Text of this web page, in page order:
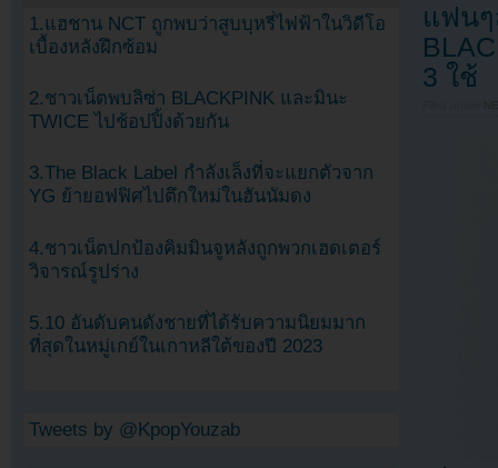
แฟนๆ
3 ใช้
1.แฮชาน NCT ถูกพบว่าสูบบุหรี่ไฟฟ้าในวิดีโอ
เบื้องหลังฝึกซ้อม
2.ชาวเน็ตพบลิซ่า BLACKPINK และมินะ
TWICE ไปช้อปปิ้งด้วยกัน
3.The Black Label กำลังเล็งที่จะแยกตัวจาก
YG ย้ายอฟฟิศไปตึกใหม่ในฮันนัมดง
4.ชาวเน็ตปกป้องคิมมินจูหลังถูกพวกเฮดเตอร์
วิจารณ์รูปร่าง
5.10 อันดับคนดังชายที่ได้รับความนิยมมาก
ที่สุดในหมู่เกย์ในเกาหลีใต้ของปี 2023
Tweets by @KpopYouzab